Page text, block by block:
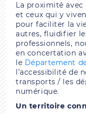
La proximité
et ceux qui y
pour faciliter la
autres, fluidifier
professionnels,
en concertation
le Département
l’accessibilité de
transports / les
numérique.
Un territoire